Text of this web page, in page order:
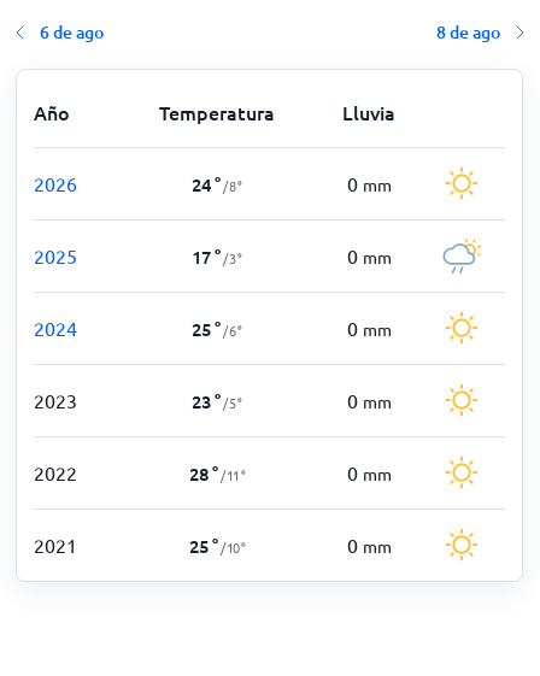
6 de ago 8 de ago
Año Temperatura Lluvia
2026 24° /8° 0 mm
2025 17° /3° 0 mm
2024 25° /6° 0 mm
2023 23° /5° 0 mm
2022 28° /11° 0 mm
2021 25° /10° 0 mm